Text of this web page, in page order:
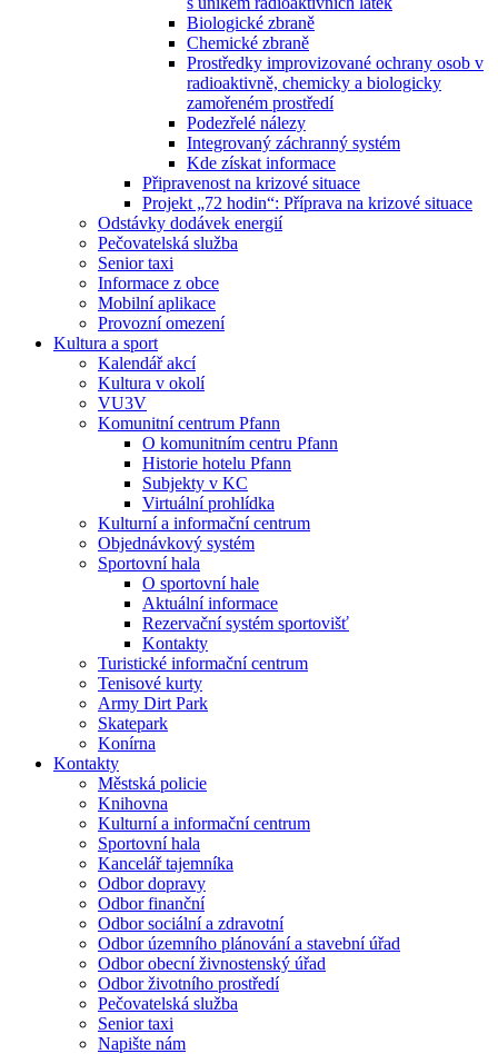
Biologické zbraně
Chemické zbraně
Prostředky improvizované ochrany osob v
radioaktivně, chemicky a biologicky
zamořeném prostředí
Podezřelé nálezy
Integrovaný záchranný systém
Kde získat informace
Připravenost na krizové situace
Projekt „72 hodin“: Příprava na krizové situace
Odstávky dodávek energií
Pečovatelská služba
Senior taxi
Informace z obce
Mobilní aplikace
Provozní omezení
Kultura a sport
Kalendář akcí
Kultura v okolí
VU3V
Komunitní centrum Pfann
O komunitním centru Pfann
Historie hotelu Pfann
Subjekty v KC
Virtuální prohlídka
Kulturní a informační centrum
Objednávkový systém
Sportovní hala
O sportovní hale
Aktuální informace
Rezervační systém sportovišť
Kontakty
Turistické informační centrum
Tenisové kurty
Army Dirt Park
Skatepark
Konírna
Kontakty
Městská policie
Knihovna
Kulturní a informační centrum
Sportovní hala
Kancelář tajemníka
Odbor dopravy
Odbor finanční
Odbor sociální a zdravotní
Odbor územního plánování a stavební úřad
Odbor obecní živnostenský úřad
Odbor životního prostředí
Pečovatelská služba
Senior taxi
Napište nám